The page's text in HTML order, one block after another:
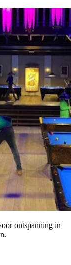
ontspanning in